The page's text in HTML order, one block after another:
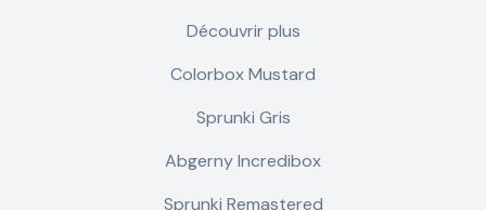
Découvrir plus
Colorbox Mustard
Sprunki Gris
Abgerny Incredibox
Sprunki Remastered